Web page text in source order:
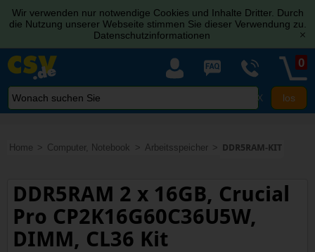
Wir verwenden nur notwendige Cookies und Inhalte Dritter. Durch
die Nutzung unserer Webseite stimmen Sie dieser Verwendung zu.
Datenschutzinformationen
[x]
X
0
Home Computer, Notebook Arbeitsspeicher DDR5RAM-KIT
DDR5RAM 2 x 16GB, Crucial
Pro CP2K16G60C36U5W,
DIMM, CL36 Kit